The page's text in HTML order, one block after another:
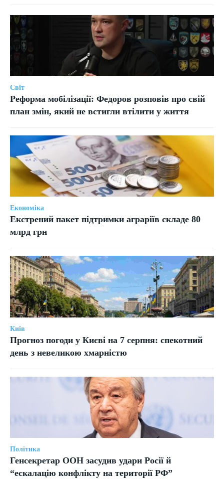
Світ
Реформа мобілізації: Федоров розповів про свій
план змін, який не встигли втілити у життя
Економіка
Екстрений пакет підтримки аграріїв складе 80
млрд грн
Київ
Прогноз погоди у Києві на 7 серпня: спекотний
день з невеликою хмарністю
Політика
Генсекретар ООН засудив удари Росії й
“ескалацію конфлікту на території РФ”